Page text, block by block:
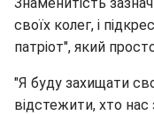
Знаменитість
своїх колег, і
патріот", який
"Я буду захищати
відстежити, хто нас